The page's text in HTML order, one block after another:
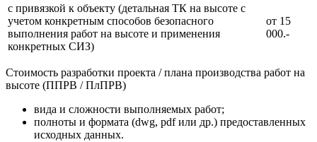
с привязкой к объекту (детальная ТК на высоте с
учетом конкретным способов безопасного
выполнения работ на высоте и применения
конкретных СИЗ)
от 15
000.-
Стоимость разработки проекта / плана производства работ на
высоте (ППРВ / ПлПРВ)
вида и сложности выполняемых работ;
полноты и формата (dwg, pdf или др.) предоставленных
исходных данных.